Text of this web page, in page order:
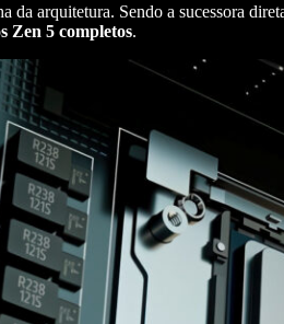
da arquitetura. Sendo a sucessora
Zen 5 completos.